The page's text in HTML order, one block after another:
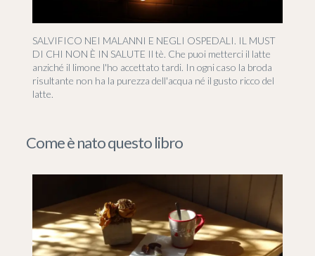
SALVIFICO NEI MALANNI E NEGLI OSPEDALI. IL MUST
DI CHI NON È IN SALUTE Il tè. Che puoi metterci il latte
anziché il limone l'ho accettato tardi. In ogni caso la broda
risultante non ha la purezza dell'acqua né il gusto ricco del
latte.
Come è nato questo libro